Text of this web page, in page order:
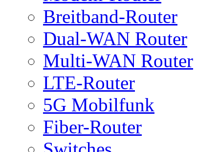
Breitband-Router
Dual-WAN Router
Multi-WAN Router
LTE-Router
5G Mobilfunk
Fiber-Router